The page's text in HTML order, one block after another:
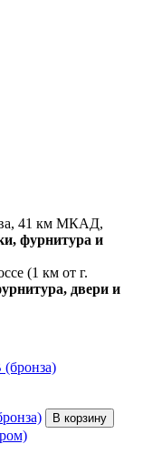
41 км МКАД,
фурнитура и
(1 км от г.
двери и
В корзину